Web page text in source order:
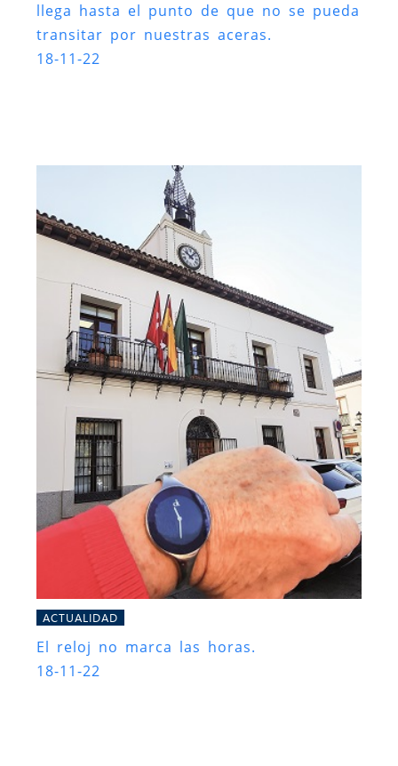
llega hasta el punto de que no se pueda
transitar por nuestras aceras.
18-11-22
ACTUALIDAD
El reloj no marca las horas.
18-11-22